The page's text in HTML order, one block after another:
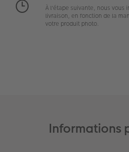
Art Collection
Borne photo
Tipa Awards
À l'étape suivante, nous vous
livraison, en fonction de la
votre produit photo.
Informations